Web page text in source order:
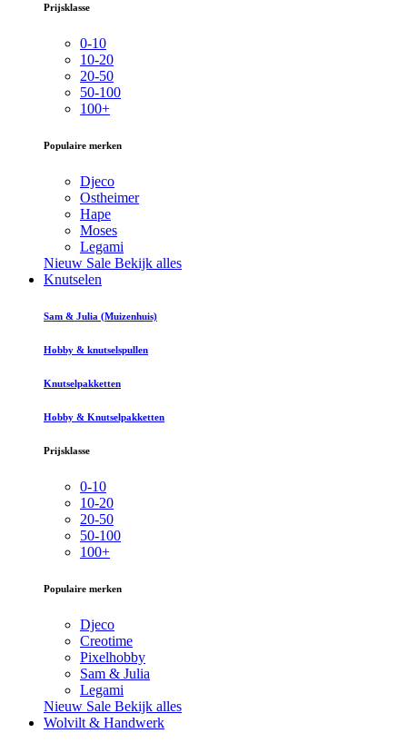
Prijsklasse
0-10
10-20
20-50
50-100
100+
Populaire merken
Djeco
Ostheimer
Hape
Moses
Legami
Nieuw Sale Bekijk alles
Knutselen
Sam & Julia (Muizenhuis)
Hobby & knutselspullen
Knutselpakketten
Hobby & Knutselpakketten
Prijsklasse
0-10
10-20
20-50
50-100
100+
Populaire merken
Djeco
Creotime
Pixelhobby
Sam & Julia
Legami
Nieuw Sale Bekijk alles
Wolvilt & Handwerk